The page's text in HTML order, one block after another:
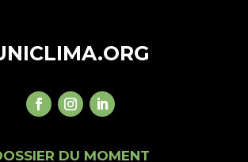
DU MOMENT